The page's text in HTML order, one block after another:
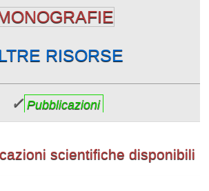
RISORSE
✓ Pubblicazioni
scientifiche disponibili